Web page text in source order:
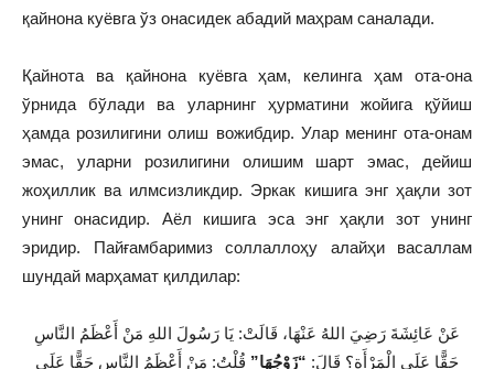
қайнона куёвга ўз онасидек абадий маҳрам саналади.
Қайнота ва қайнона куёвга ҳам, келинга ҳам ота-она
ўрнида бўлади ва уларнинг ҳурматини жойига қўйиш
ҳамда розилигини олиш вожибдир. Улар менинг ота-онам
эмас, уларни розилигини олишим шарт эмас, дейиш
жоҳиллик ва илмсизликдир. Эркак кишига энг ҳақли зот
унинг онасидир. Аёл кишига эса энг ҳақли зот унинг
эридир. Пайғамбаримиз соллаллоҳу алайҳи васаллам
шундай марҳамат қилдилар:
عَنْ عَائِشَةَ رَضِيَ اللهُ عَنْهَا، قَالَتْ: يَا رَسُولَ اللهِ مَنْ أَعْظَمُ النَّاسِ
حَقًّا عَلَى الْمَرْأَةِ؟ قَالَ: “زَوْجُهَا” قُلْتُ: مَنْ أَعْظَمُ النَّاسِ حَقًّا عَلَى